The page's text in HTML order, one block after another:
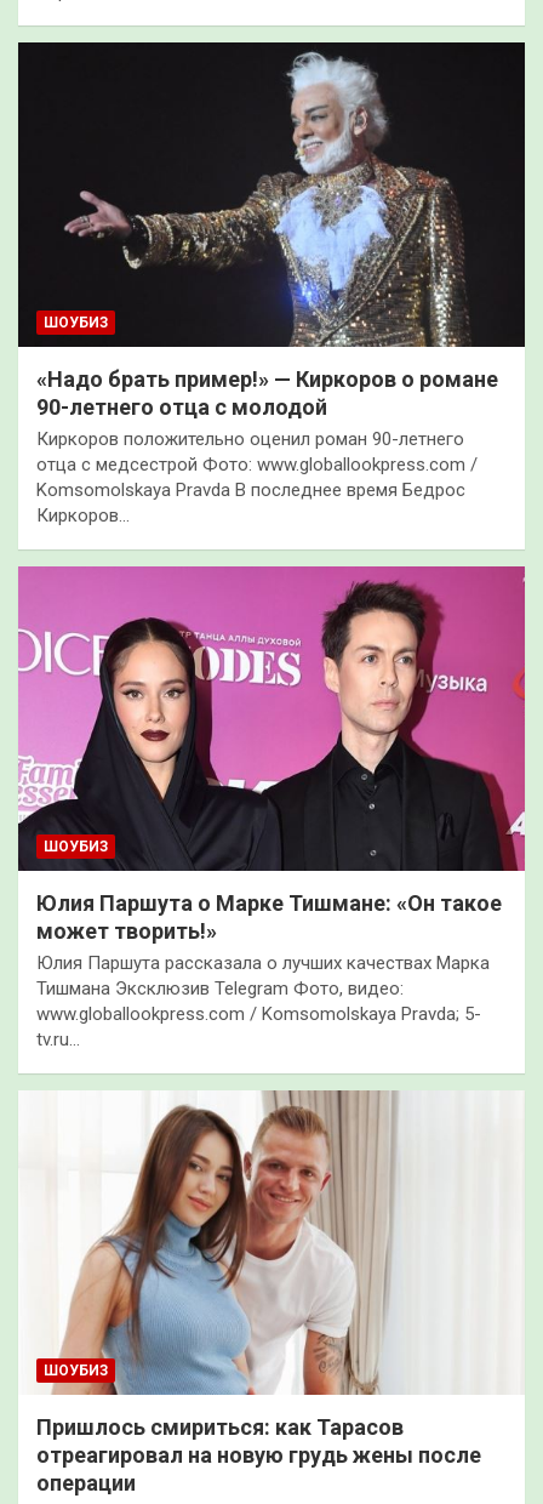
ШОУБИЗ
«Надо брать пример!» — Киркоров о романе
90-летнего отца с молодой
Киркоров положительно оценил роман 90-летнего
отца с медсестрой Фото: www.globallookpress.com /
Komsomolskaya Pravda В последнее время Бедрос
Киркоров…
ШОУБИЗ
Юлия Паршута о Марке Тишмане: «Он такое
может творить!»
Юлия Паршута рассказала о лучших качествах Марка
Тишмана Эксклюзив Telegram Фото, видео:
www.globallookpress.com / Komsomolskaya Pravda; 5-
tv.ru…
ШОУБИЗ
Пришлось смириться: как Тарасов
отреагировал на новую грудь жены после
операции